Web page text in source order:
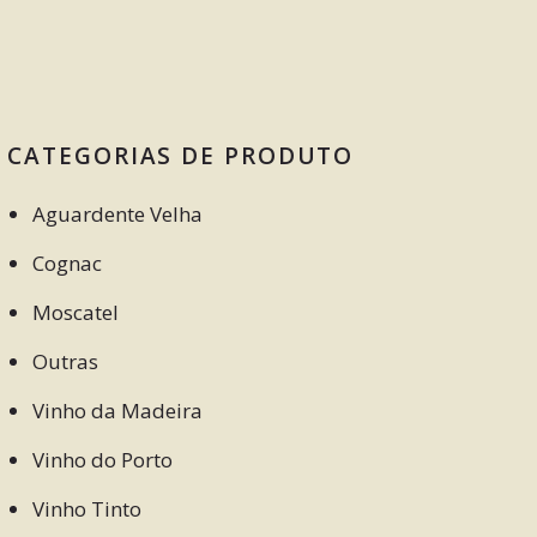
CATEGORIAS DE PRODUTO
Aguardente Velha
Cognac
Moscatel
Outras
Vinho da Madeira
Vinho do Porto
Vinho Tinto